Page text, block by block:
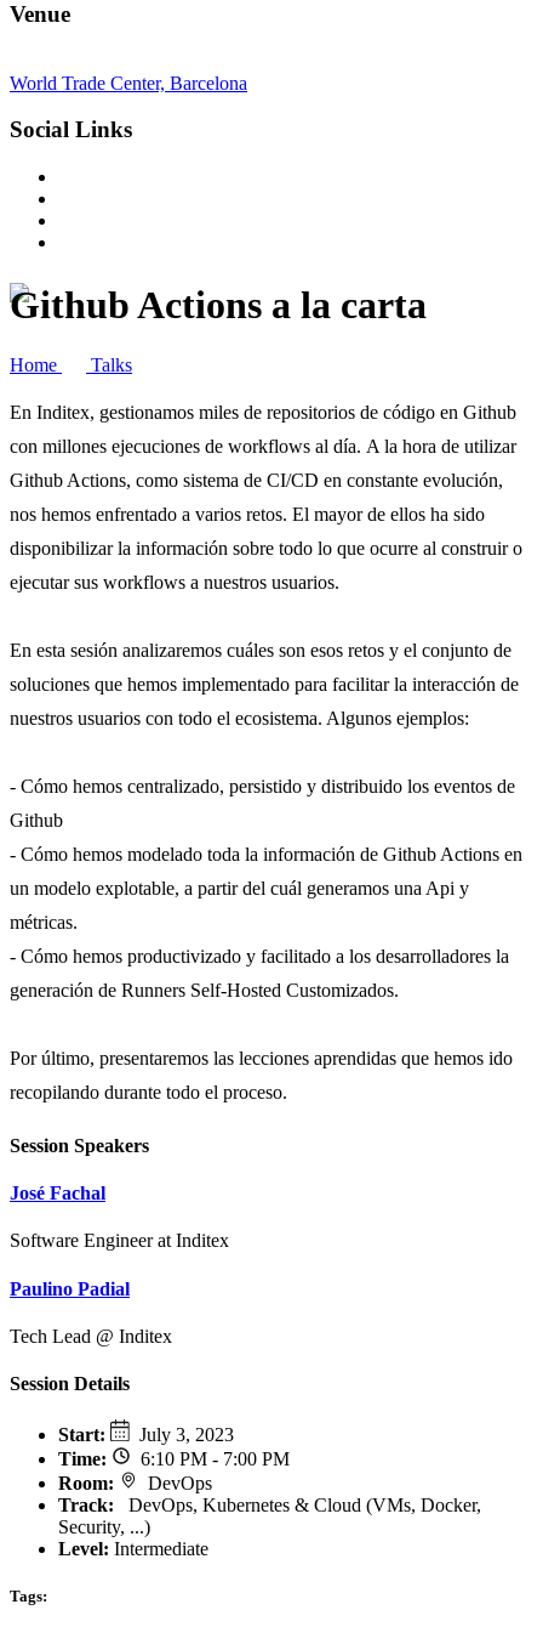
Venue
World Trade Center, Barcelona
Social Links
Github Actions a la carta
Home Talks
En Inditex, gestionamos miles de repositorios de código en Github
con millones ejecuciones de workflows al día. A la hora de utilizar
Github Actions, como sistema de CI/CD en constante evolución,
nos hemos enfrentado a varios retos. El mayor de ellos ha sido
disponibilizar la información sobre todo lo que ocurre al construir o
ejecutar sus workflows a nuestros usuarios.
En esta sesión analizaremos cuáles son esos retos y el conjunto de
soluciones que hemos implementado para facilitar la interacción de
nuestros usuarios con todo el ecosistema. Algunos ejemplos:
- Cómo hemos centralizado, persistido y distribuido los eventos de
Github
- Cómo hemos modelado toda la información de Github Actions en
un modelo explotable, a partir del cuál generamos una Api y
métricas.
- Cómo hemos productivizado y facilitado a los desarrolladores la
generación de Runners Self-Hosted Customizados.
Por último, presentaremos las lecciones aprendidas que hemos ido
recopilando durante todo el proceso.
Session Speakers
José Fachal
Software Engineer at Inditex
Paulino Padial
Tech Lead @ Inditex
Session Details
Start:
July 3, 2023
Time:
6:10 PM - 7:00 PM
Room:
DevOps
Track:
DevOps, Kubernetes & Cloud (VMs, Docker,
Security, ...)
Level: Intermediate
Tags: